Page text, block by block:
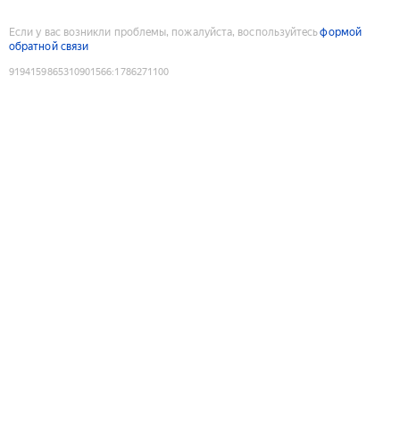
Если у вас возникли проблемы, пожалуйста, воспользуйтесьформой
обратной связи
9194159865310901566:1786271100